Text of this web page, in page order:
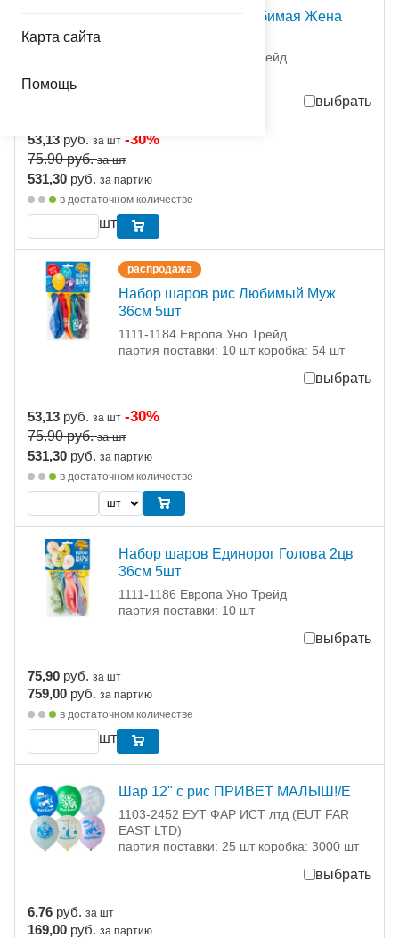
Карта сайта
Помощь
Набор шаров рис Любимая Жена
1111-1183 Европа Уно Трейд
выбрать
53,13 руб. за шт -30%
75.90руб. за шт
531,30 руб. за партию
в достаточном количестве
шт
распродажа
Набор шаров рис Любимый Муж
36см 5шт
1111-1184 Европа Уно Трейд
партия поставки: 10 шт коробка: 54 шт
выбрать
53,13 руб. за шт -30%
75.90руб. за шт
531,30 руб. за партию
в достаточном количестве
Набор шаров Единорог Голова 2цв
36см 5шт
1111-1186 Европа Уно Трейд
партия поставки: 10 шт
выбрать
75,90 руб. за шт
759,00 руб. за партию
в достаточном количестве
шт
Шар 12" с рис ПРИВЕТ МАЛЫШ!/Е
1103-2452 ЕУТ ФАР ИСТ лтд (EUT FAR
EAST LTD)
партия поставки: 25 шт коробка: 3000 шт
выбрать
6,76 руб. за шт
169,00 руб. за партию